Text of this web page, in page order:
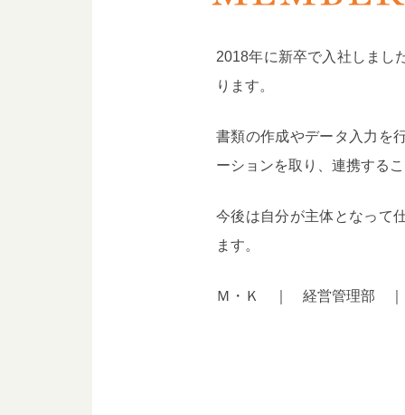
2018年に新卒で入社しまし
ります。
書類の作成やデータ入力を
ーションを取り、連携する
今後は自分が主体となって
ます。
Ｍ・Ｋ ｜ 経営管理部 ｜